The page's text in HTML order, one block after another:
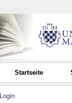
Startseite
Login